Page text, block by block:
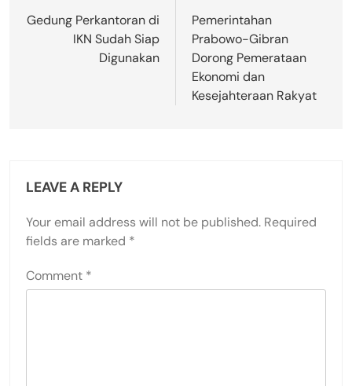
navigation
Gedung Perkantoran di
IKN Sudah Siap
Digunakan
Pemerintahan
Prabowo-Gibran
Dorong Pemerataan
Ekonomi dan
Kesejahteraan Rakyat
LEAVE A REPLY
Your email address will not be published. Required
fields are marked *
Comment *